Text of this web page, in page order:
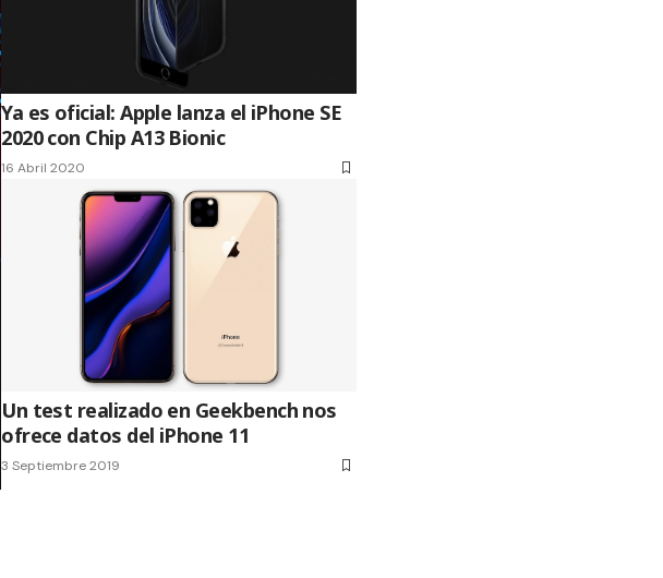
Ya es oficial: Apple lanza el iPhone SE
2020 con Chip A13 Bionic
16 Abril 2020
Un test realizado en Geekbench nos
ofrece datos del iPhone 11
3 Septiembre 2019